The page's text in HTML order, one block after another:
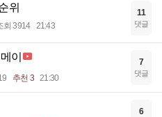
위
회 3914 21:43
11
댓글
이
추천 3 21:30
7
댓글
6